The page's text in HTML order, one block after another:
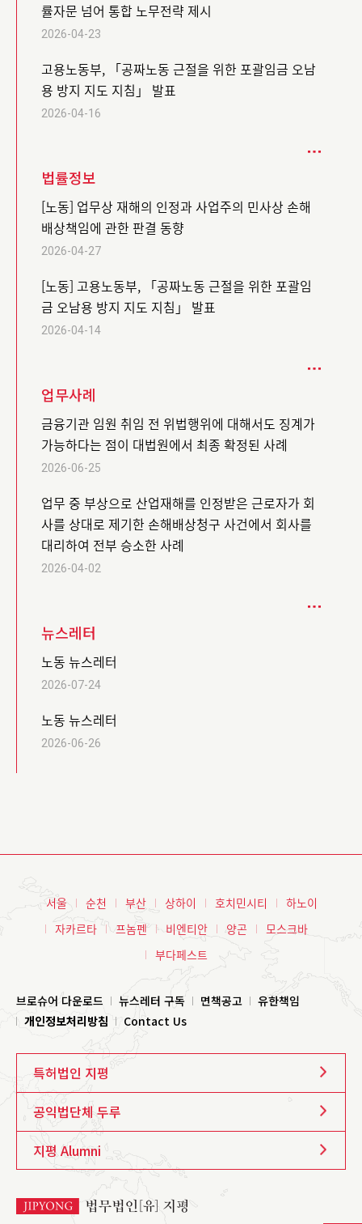
률자문 넘어 통합 노무전략 제시
2026-04-23
고용노동부, 「공짜노동 근절을 위한 포괄임금 오남
용 방지 지도 지침」 발표
2026-04-16
법률정보
[노동] 업무상 재해의 인정과 사업주의 민사상 손해
배상책임에 관한 판결 동향
2026-04-27
[노동] 고용노동부, 「공짜노동 근절을 위한 포괄임
금 오남용 방지 지도 지침」 발표
2026-04-14
업무사례
금융기관 임원 취임 전 위법행위에 대해서도 징계가
가능하다는 점이 대법원에서 최종 확정된 사례
2026-06-25
업무 중 부상으로 산업재해를 인정받은 근로자가 회
사를 상대로 제기한 손해배상청구 사건에서 회사를
대리하여 전부 승소한 사례
2026-04-02
뉴스레터
노동 뉴스레터
2026-07-24
노동 뉴스레터
2026-06-26
서울 순천 부산 상하이 호치민시티
하노이
자카르타
프놈펜 비엔티안 양곤
모스크바
부다페스트
브로슈어 다운로드 뉴스레터 구독 면책공고
유한책임
개인정보처리방침
Contact Us
특허법인 지평
공익법단체 두루
지평 Alumni